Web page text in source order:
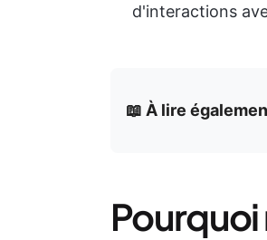
d'interactions
📖 À lire